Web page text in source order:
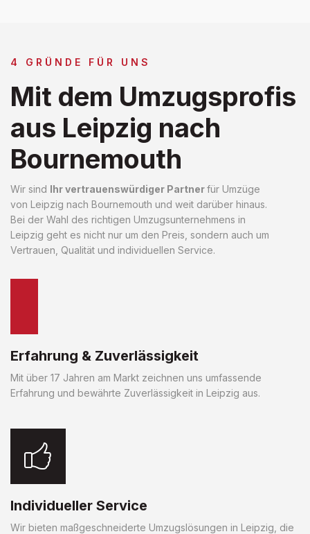
4 GRÜNDE FÜR UNS
Mit dem Umzugsprofis
aus Leipzig nach
Bournemouth
Wir sind Ihr vertrauenswürdiger Partnerfür Umzüge
von Leipzig nach Bournemouth und weit darüber hinaus.
Bei der Wahl des richtigen Umzugsunternehmens in
Leipzig geht es nicht nur um den Preis, sondern auch um
Vertrauen, Qualität und individuellen Service.
Erfahrung & Zuverlässigkeit
Mit über 17 Jahren am Markt zeichnen uns umfassende
Erfahrung und bewährte Zuverlässigkeit in Leipzig aus.
Individueller Service
Wir bieten maßgeschneiderte Umzugslösungen in Leipzig, die